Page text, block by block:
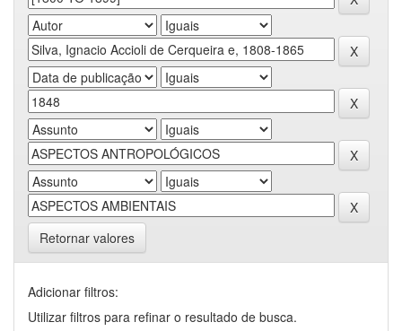
Retornar valores
Adicionar filtros:
Utilizar filtros para refinar o resultado de busca.